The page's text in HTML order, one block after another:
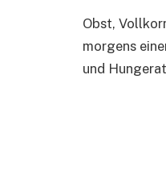
Obst,
morgens
und